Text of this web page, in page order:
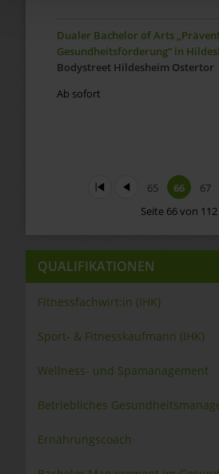
Dualer Bachelor of Arts
Gesundheitsförderung“ in
Bodystreet Hildesheim Ostertor
Ab sofort
Start Zurück
65 66 67
Seite 66 von 112
QUALIFIKATIONEN
Fitnessfachwirt:in (IHK)
Sport- & Fitnesskaufmann (IHK)
Wellness- und Spamanagement
Betriebliches
Ernährungscoach